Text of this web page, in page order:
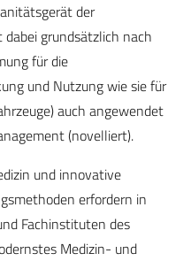
der
grundsätzlich nach
für die
und Nutzung wie sie für
auch angewendet
(novelliert).
und innovative
erfordern in
Fachinstituten des
Medizin- und